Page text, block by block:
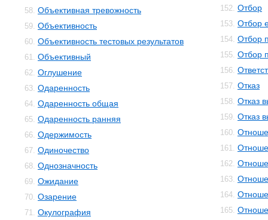
58. Объективная тревожность
59. Объективность
60. Объективность тестовых результатов
61. Объективный
62. Оглушение
63. Одаренность
64. Одаренность общая
65. Одаренность ранняя
66. Одержимость
67. Одиночество
68. Однозначность
69. Ожидание
70. Озарение
71. Окулография
152. Отбор
153. Отбор
154. Отбор
155. Отбор
156.
157. Отказ
158. Отказ
159. Отказ
160.
161.
162.
163.
164.
165.